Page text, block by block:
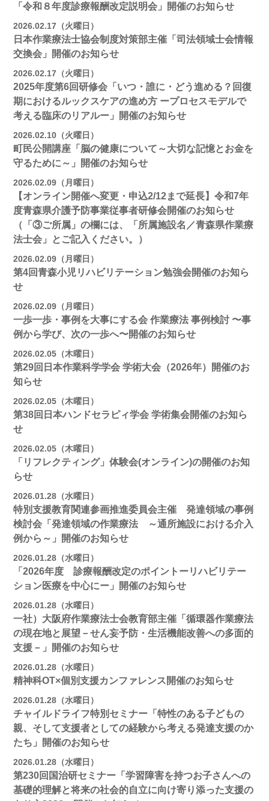
「令和８年度診療報酬改定説明会」開催のお知らせ
2026.02.17（火曜日）
日本作業療法士協会制度対策部主催「司法領域士会情報
交換会」開催のお知らせ
2026.02.17（火曜日）
2025年度第6回研修会「いつ・誰に・どう進める？回復
期におけるルックスケアの進め方 ープロセスモデルで
考える臨床のリアルー」開催のお知らせ
2026.02.10（火曜日）
町民公開講座「脳の健康について～大切な記憶とお金を
守るために～」開催のお知らせ
2026.02.09（月曜日）
【オンライン開催へ変更・申込2/12まで延長】令和7年
度青森県介護予防事業従事者研修会開催のお知らせ
（「③ご所属」の欄には、「所属施設名／青森県作業療
法士会」とご記入ください。）
2026.02.09（月曜日）
第4回青森小児リハビリテーション勉強会開催のお知ら
せ
2026.02.09（月曜日）
一歩一歩・事例を大事にする会 作業療法 事例検討 〜事
例から学び、次の一歩へ〜開催のお知らせ
2026.02.05（木曜日）
第29回日本作業科学学会 学術大会（2026年）開催のお
知らせ
2026.02.05（木曜日）
第38回日本ハンドセラピィ学会 学術集会開催のお知ら
せ
2026.02.05（木曜日）
「リフレクティング」体験会(オンライン)の開催のお知
らせ
2026.01.28（水曜日）
特別支援教育関連参画推進委員会主催 発達領域の事例
検討会「発達領域の作業療法 ～通所施設における介入
例から～」開催のお知らせ
2026.01.28（水曜日）
「2026年度 診療報酬改定のポイントーリハビリテー
ション医療を中心にー」開催のお知らせ
2026.01.28（水曜日）
一社）大阪府作業療法士会教育部主催「循環器作業療法
の現在地と展望－せん妄予防・生活機能改善への多面的
支援－」開催のお知らせ
2026.01.28（水曜日）
精神科OT×個別支援カンファレンス開催のお知らせ
2026.01.28（水曜日）
チャイルドライフ特別セミナー「特性のある子どもの
親、そして支援者としての経験から考える発達支援のか
たち」開催のお知らせ
2026.01.28（水曜日）
第230回国治研セミナー「学習障害を持つお子さんへの
基礎的理解と将来の社会的自立に向け寄り添った支援の